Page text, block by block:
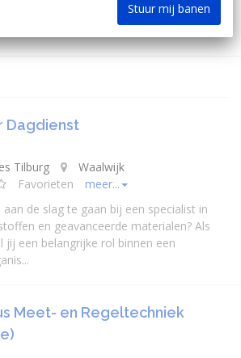
Dagdienst
Tilburg
Waalwijk
Favorieten
meer...
de slag te gaan bij een specialist in
en geavanceerde materialen? Als
jij een belangrijke rol binnen een
Meet- en Regeltechniek
Stuur mij banen